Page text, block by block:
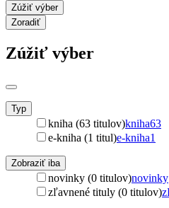
Zúžiť výber
Zoradiť
Zúžiť výber
Typ
kniha (63 titulov)kniha63
e-kniha (1 titul)e-kniha1
Zobraziť iba
novinky (0 titulov)novinky
zľavnené tituly (0 titulov)